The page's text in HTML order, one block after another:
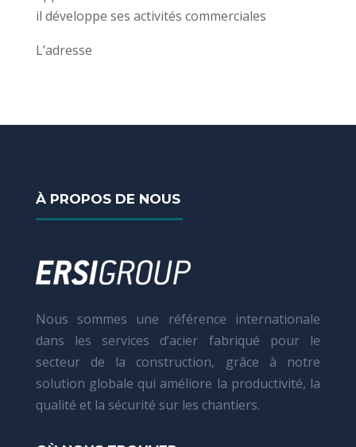
il développe ses activités commerciales
L’adresse
À PROPOS DE NOUS
Nous sommes une référence internationale
dans les services d’acier fabriqué pour le
secteur de la construction, grâce à notre
solution globale qui améliore la productivité, la
qualité et la sécurité sur les chantiers.